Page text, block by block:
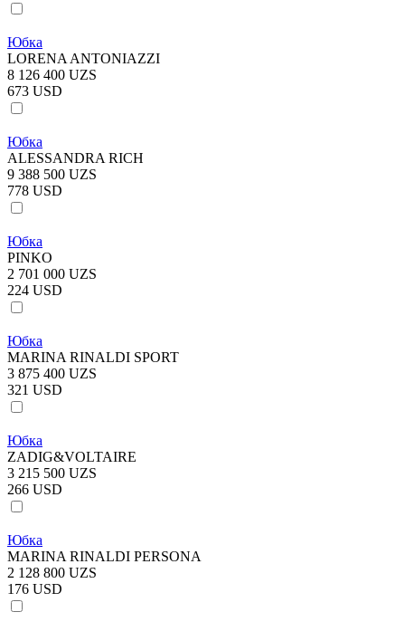
Юбка
LORENA ANTONIAZZI
8 126 400 UZS
673 USD
Юбка
ALESSANDRA RICH
9 388 500 UZS
778 USD
Юбка
PINKO
2 701 000 UZS
224 USD
Юбка
MARINA RINALDI SPORT
3 875 400 UZS
321 USD
Юбка
ZADIG&VOLTAIRE
3 215 500 UZS
266 USD
Юбка
MARINA RINALDI PERSONA
2 128 800 UZS
176 USD